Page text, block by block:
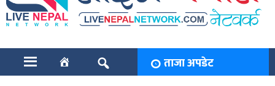
ताजा अपडेट